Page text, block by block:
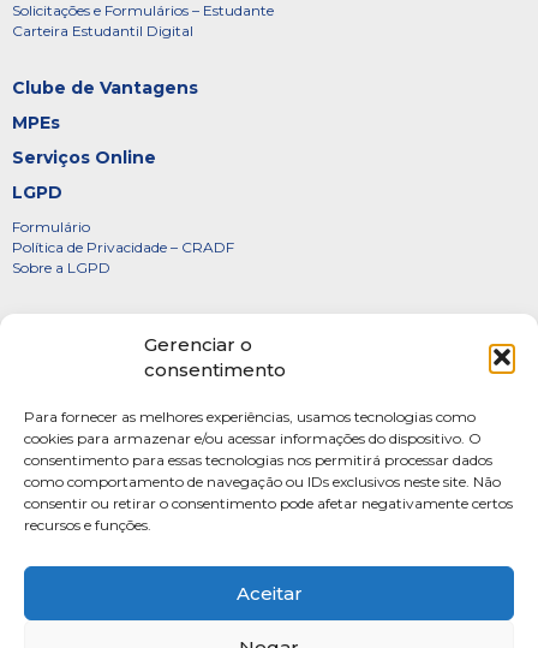
Gerenciar o
consentimento
Para fornecer as melhores experiências, usamos tecnologias como
cookies para armazenar e/ou acessar informações do dispositivo. O
consentimento para essas tecnologias nos permitirá processar dados
como comportamento de navegação ou IDs exclusivos neste site. Não
consentir ou retirar o consentimento pode afetar negativamente certos
recursos e funções.
Aceitar
Solicitações e Formulários – Estudante
Carteira Estudantil Digital
Clube de Vantagens
MPEs
Serviços Online
LGPD
Formulário
Política de Privacidade – CRADF
Sobre a LGPD
Diretoria
FOTOS
Webmail
Artigos
Escritores do Sistema